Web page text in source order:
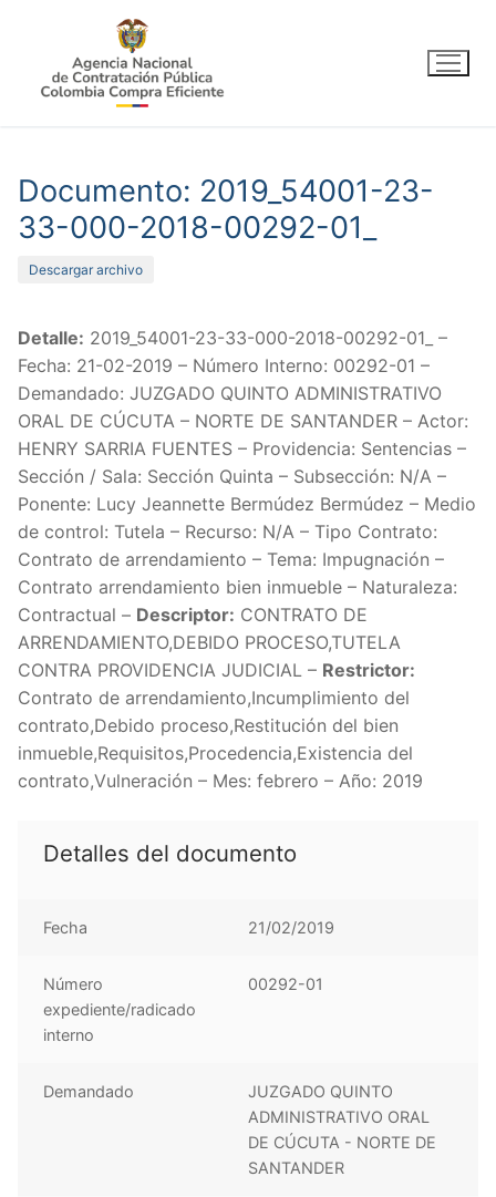
contenido
Documento: 2019_54001-23-
33-000-2018-00292-01_
Descargar archivo
Detalle: 2019_54001-23-33-000-2018-00292-01_ –
Fecha: 21-02-2019 – Número Interno: 00292-01 –
Demandado: JUZGADO QUINTO ADMINISTRATIVO
ORAL DE CÚCUTA – NORTE DE SANTANDER – Actor:
HENRY SARRIA FUENTES – Providencia: Sentencias –
Sección / Sala: Sección Quinta – Subsección: N/A –
Ponente: Lucy Jeannette Bermúdez Bermúdez – Medio
de control: Tutela – Recurso: N/A – Tipo Contrato:
Contrato de arrendamiento – Tema: Impugnación –
Contrato arrendamiento bien inmueble – Naturaleza:
Contractual – Descriptor: CONTRATO DE
ARRENDAMIENTO,DEBIDO PROCESO,TUTELA
CONTRA PROVIDENCIA JUDICIAL – Restrictor:
Contrato de arrendamiento,Incumplimiento del
contrato,Debido proceso,Restitución del bien
inmueble,Requisitos,Procedencia,Existencia del
contrato,Vulneración – Mes: febrero – Año: 2019
Detalles del documento
Fecha 21/02/2019
Número
expediente/radicado
interno
00292-01
Demandado
JUZGADO QUINTO
ADMINISTRATIVO ORAL
DE CÚCUTA - NORTE DE
SANTANDER